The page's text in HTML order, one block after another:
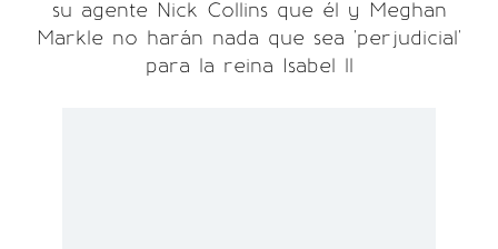
su agente Nick Collins que él y Meghan
Markle no harán nada que sea 'perjudicial'
para la reina Isabel ll